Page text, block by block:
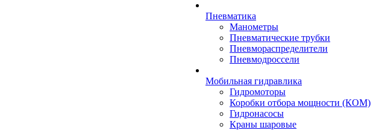
Пневматика
Манометры
Пневматические трубки
Пневмораспределители
Пневмодроссели
Мобильная гидравлика
Гидромоторы
Коробки отбора мощности (КОМ)
Гидронасосы
Краны шаровые